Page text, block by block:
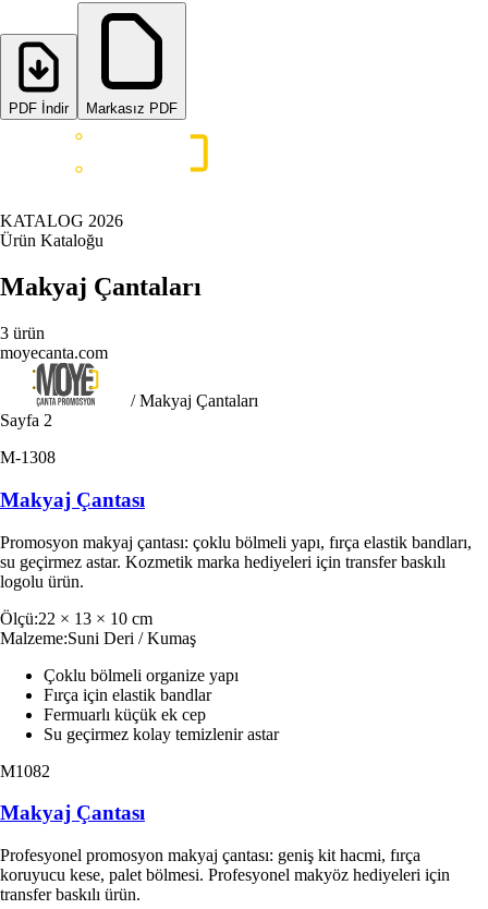
PDF İndir Markasız PDF
KATALOG 2026
Ürün Kataloğu
Makyaj Çantaları
3 ürün
moyecanta.com
/ Makyaj Çantaları
Sayfa 2
M-1308
Makyaj Çantası
Promosyon makyaj çantası: çoklu bölmeli yapı, fırça elastik bandları,
su geçirmez astar. Kozmetik marka hediyeleri için transfer baskılı
logolu ürün.
Ölçü:22 × 13 × 10 cm
Malzeme:Suni Deri / Kumaş
Çoklu bölmeli organize yapı
Fırça için elastik bandlar
Fermuarlı küçük ek cep
Su geçirmez kolay temizlenir astar
M1082
Makyaj Çantası
Profesyonel promosyon makyaj çantası: geniş kit hacmi, fırça
koruyucu kese, palet bölmesi. Profesyonel makyöz hediyeleri için
transfer baskılı ürün.